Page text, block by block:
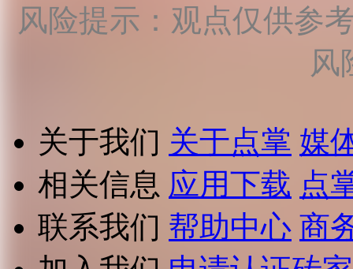
风险提示：观点仅供参
风
关于我们 关于点掌 媒
相关信息 应用下载 点
联系我们 帮助中心 商